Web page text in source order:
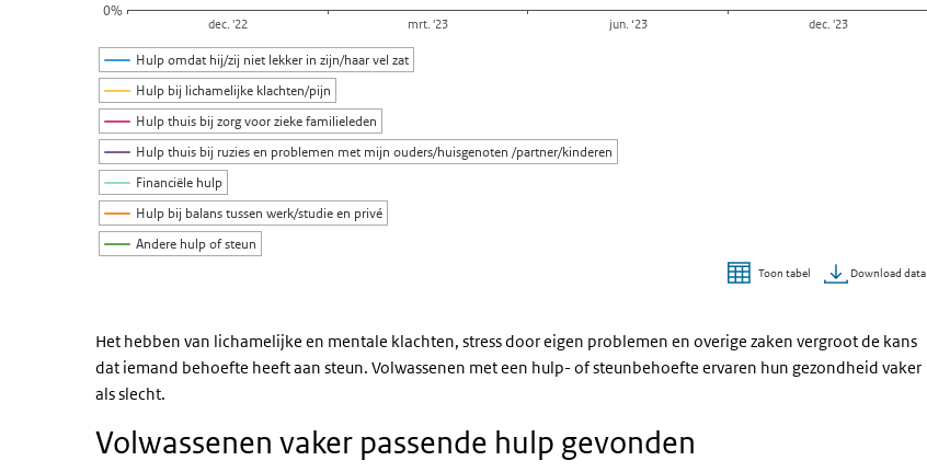
Hulp omdat hij/zij niet lekker in zijn/haar vel zat
Hulp bij lichamelijke klachten/pijn
Hulp thuis bij zorg voor zieke familieleden
Hulp thuis bij ruzies en problemen met mijn ouders/huisgenoten /partner/kinderen
Financiële hulp
Hulp bij balans tussen werk/studie en privé
Andere hulp of steun
0%
dec. '22 mrt. '23 jun. ‘23 dec. '23
Toon tabel Download data
Het hebben van lichamelijke en mentale klachten, stress door eigen problemen en overige zaken vergroot de kans
dat iemand behoefte heeft aan steun. Volwassenen met een hulp- of steunbehoefte ervaren hun gezondheid vaker
als slecht.
Volwassenen vaker passende hulp gevonden